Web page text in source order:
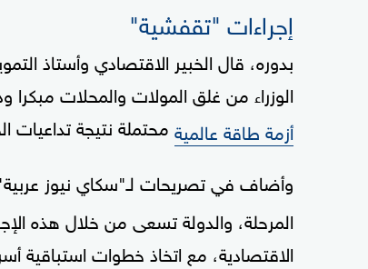
إجراءات "تقفشية"
بدوره، قال الخبير الاقتصادي وأستاذ
الوزراء من غلق المولات والمحلات
أزمة طاقة عالمية محتملة نتيجة تداعيات
وأضاف في تصريحات لـ"سكاي نيوز
المرحلة، والدولة تسعى من خلال هذه
الاقتصادية، مع اتخاذ خطوات استباقية